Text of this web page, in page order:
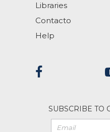
Libraries
Contacto
Help
SUBSCRIBE TO